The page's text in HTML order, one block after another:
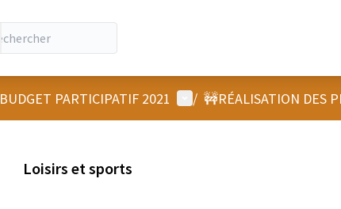
BUDGET PARTICIPATIF 2021 Menu utilisateur
/ 🚧RÉALISATION DES
Loisirs et sports